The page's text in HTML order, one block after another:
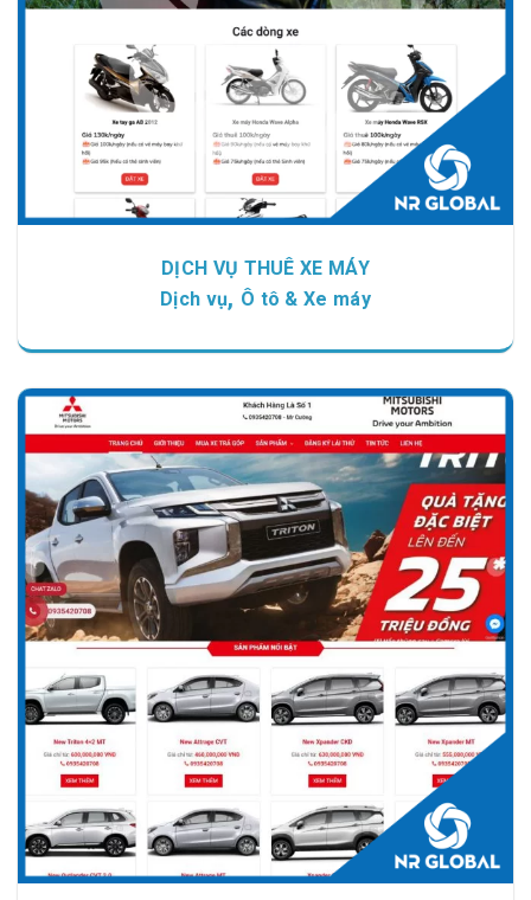
DỊCH VỤ THUÊ XE MÁY
Dịch vụ, Ô tô & Xe máy
Chi tiết Xem giao diện